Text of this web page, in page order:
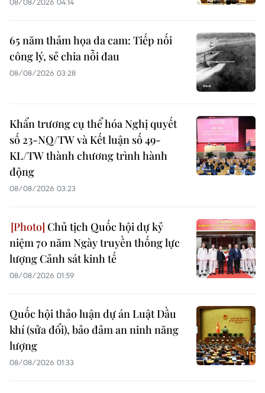
65 năm thảm họa da cam: Tiếp nối
công lý, sẻ chia nỗi đau
08/08/2026 03:28
Khẩn trương cụ thể hóa Nghị quyết
số 23-NQ/TW và Kết luận số 49-
KL/TW thành chương trình hành
động
08/08/2026 03:23
Chủ tịch Quốc hội dự kỷ
niệm 70 năm Ngày truyền thống lực
lượng Cảnh sát kinh tế
08/08/2026 01:59
Quốc hội thảo luận dự án Luật Dầu
khí (sửa đổi), bảo đảm an ninh năng
lượng
08/08/2026 01:33